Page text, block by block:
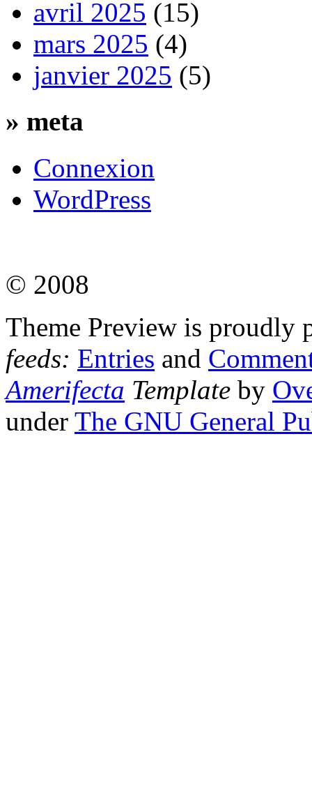
avril 2025 (15)
mars 2025 (4)
janvier 2025 (5)
» meta
Connexion
WordPress
© 2008
Theme Preview is proudly
feeds: Entries and
Amerifecta Template by
under The GNU General